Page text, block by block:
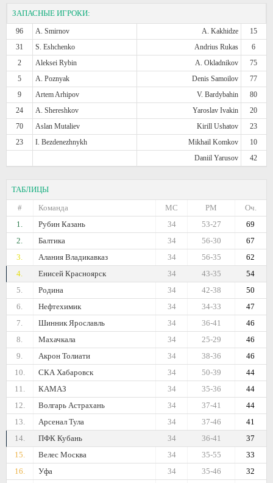
ЗАПАСНЫЕ ИГРОКИ:
96 A. Smirnov A. Kakhidze
15
31
S. Eshchenko Andrius Rukas
6
2
Aleksei Rybin A. Okladnikov
75
5
A. Poznyak Denis Samoilov
77
9
Artem Arhipov V. Bardybahin
80
24
A. Shereshkov Yaroslav Ivakin
20
70
Aslan Mutaliev Kirill Ushatov
23
23
I. Bezdenezhnykh Mikhail Komkov
10
Daniil Yarusov
42
ТАБЛИЦЫ
#
Команда Оч.
РМ
МС
1.
Рубин Казань 69
53-27
34
2.
Балтика 67
56-30
34
3.
Алания Владикавказ 62
56-35
34
4.
Енисей Красноярск 54
43-35
34
5.
Родина 50
42-38
34
6.
Нефтехимик 47
34-33
34
7.
Шинник Ярославль 46
36-41
34
8.
Махачкала 46
25-29
34
9.
Акрон Толиати 46
38-36
34
10.
СКА Хабаровск 44
50-39
34
11.
КАМАЗ 44
35-36
34
12.
Волгарь Астрахань 44
37-41
34
13.
Арсенал Тула 41
37-46
34
14.
ПФК Кубань 37
36-41
34
15.
Велес Москва 33
35-55
34
16.
Уфа 32
35-46
34